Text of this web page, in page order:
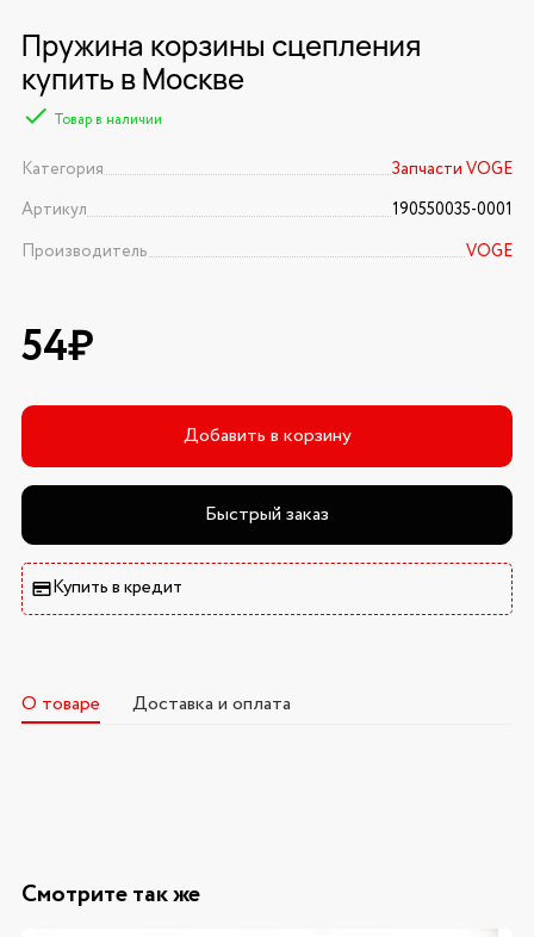
Пружина корзины сцепления
купить в Москве
Товар в наличии
Категория
Запчасти VOGE
Артикул
190550035-0001
Производитель
VOGE
54₽
Добавить в корзину
Быстрый заказ
Купить в кредит
О товаре Доставка и оплата
Смотрите так же